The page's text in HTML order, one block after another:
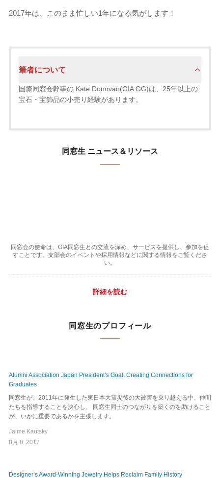
2017年は、このまま忙しい1年になる気がします！
筆者について
国際同窓会幹事の Kate Donovan(GIA GG)は、25年以上の
宝石・宝飾品の小売り経験があります。
同窓生 ニュース＆リソース
同窓会の使命は、GIA同窓生との交流を深め、サービスを提供し、参加を促
すことです。支部会のイベントや採用情報などに関する情報をご覧くださ
い。
詳細を読む
同窓生のプロフィール
Alumni Association Japan President’s Goal: Creating Connections for
Graduates
同窓生が、2011年に発生した東日本大震災後の大被害を乗り越える中、仲間
たちを指導することを決心し、 同窓生同士のつながりを築くのを助けること
が、いかに重要であるかを主張します。
Jaime Kautsky
8月 8, 2017
Designer’s Award-Winning Jewelry Helps Reclaim Family History